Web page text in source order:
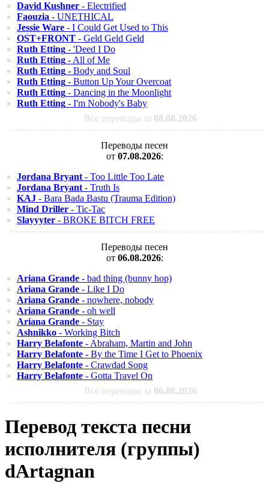
David Kushner - Electrified
Faouzia - UNETHICAL
Jessie Ware - I Could Get Used to This
OST+FRONT - Geld Geld Geld
Ruth Etting - 'Deed I Do
Ruth Etting - All of Me
Ruth Etting - Body and Soul
Ruth Etting - Button Up Your Overcoat
Ruth Etting - Dancing in the Moonlight
Ruth Etting - I'm Nobody's Baby
Все переводы за 08.08.2026
Переводы песен
от 07.08.2026:
Jordana Bryant - Too Little Too Late
Jordana Bryant - Truth Is
KAJ - Bara Bada Bastu (Trauma Edition)
Mind Driller - Tic-Tac
Slayyyter - BROKE BITCH FREE
Переводы песен
от 06.08.2026:
Ariana Grande - bad thing (bunny hop)
Ariana Grande - Like I Do
Ariana Grande - nowhere, nobody
Ariana Grande - oh well
Ariana Grande - Stay
Ashnikko - Working Bitch
Harry Belafonte - Abraham, Martin and John
Harry Belafonte - By the Time I Get to Phoenix
Harry Belafonte - Crawdad Song
Harry Belafonte - Gotta Travel On
Все переводы за 06.08.2026
Перевод текста песни
исполнителя (группы)
dArtagnan